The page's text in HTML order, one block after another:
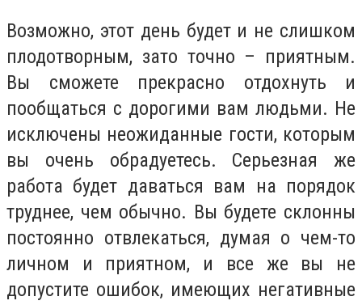
Возможно, этот день будет и не слишком
плодотворным, зато точно – приятным.
Вы сможете прекрасно отдохнуть и
пообщаться с дорогими вам людьми. Не
исключены неожиданные гости, которым
вы очень обрадуетесь. Серьезная же
работа будет даваться вам на порядок
труднее, чем обычно. Вы будете склонны
постоянно отвлекаться, думая о чем-то
личном и приятном, и все же вы не
допустите ошибок, имеющих негативные